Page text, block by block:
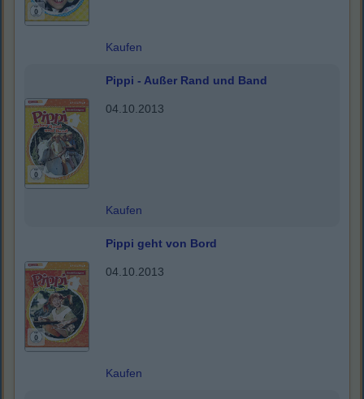
Kaufen
Pippi - Außer Rand und Band
04.10.2013
Kaufen
Pippi geht von Bord
04.10.2013
Kaufen